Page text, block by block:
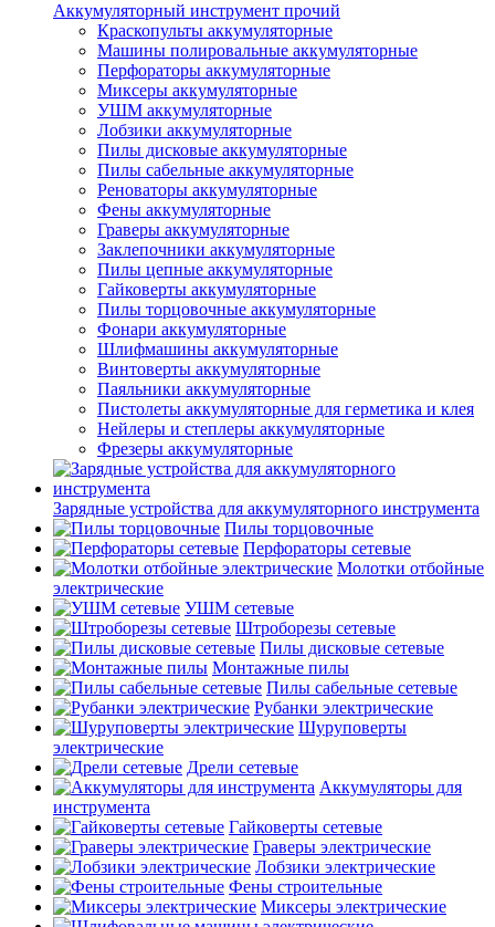
Аккумуляторный инструмент прочий
Краскопульты аккумуляторные
Машины полировальные аккумуляторные
Перфораторы аккумуляторные
Миксеры аккумуляторные
УШМ аккумуляторные
Лобзики аккумуляторные
Пилы дисковые аккумуляторные
Пилы сабельные аккумуляторные
Реноваторы аккумуляторные
Фены аккумуляторные
Граверы аккумуляторные
Заклепочники аккумуляторные
Пилы цепные аккумуляторные
Гайковерты аккумуляторные
Пилы торцовочные аккумуляторные
Фонари аккумуляторные
Шлифмашины аккумуляторные
Винтоверты аккумуляторные
Паяльники аккумуляторные
Пистолеты аккумуляторные для герметика и клея
Нейлеры и степлеры аккумуляторные
Фрезеры аккумуляторные
Зарядные устройства для аккумуляторного инструмента
Пилы торцовочные
Перфораторы сетевые
Молотки отбойные
электрические
УШМ сетевые
Штроборезы сетевые
Пилы дисковые сетевые
Монтажные пилы
Пилы сабельные сетевые
Рубанки электрические
Шуруповерты
электрические
Дрели сетевые
Аккумуляторы для
инструмента
Гайковерты сетевые
Граверы электрические
Лобзики электрические
Фены строительные
Миксеры электрические